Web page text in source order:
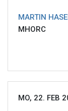
MARTIN
MHORC
MO, 22. FEB